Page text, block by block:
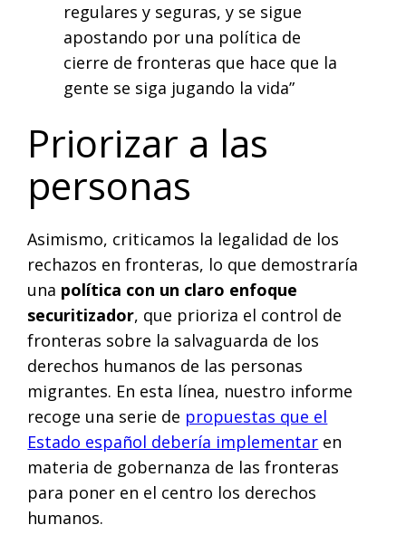
regulares y seguras, y se sigue
apostando por una política de
cierre de fronteras que hace que la
gente se siga jugando la vida”
Priorizar a las
personas
Asimismo, criticamos la legalidad de los
rechazos en fronteras, lo que demostraría
una política con un claro enfoque
securitizador, que prioriza el control de
fronteras sobre la salvaguarda de los
derechos humanos de las personas
migrantes. En esta línea, nuestro informe
recoge una serie de propuestas que el
Estado español debería implementar en
materia de gobernanza de las fronteras
para poner en el centro los derechos
humanos.